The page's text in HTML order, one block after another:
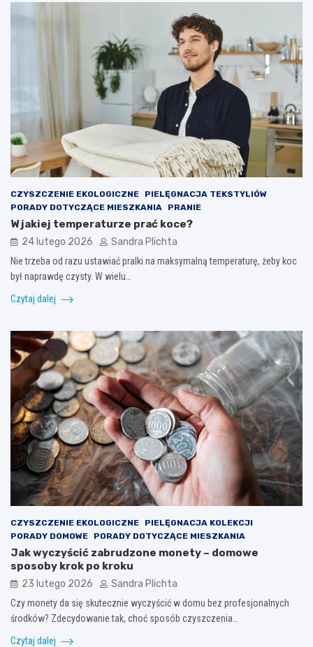
CZYSZCZENIE EKOLOGICZNE
PIELĘGNACJA TEKSTYLIÓW
PORADY DOTYCZĄCE MIESZKANIA
PRANIE
W jakiej temperaturze prać koce?
24 lutego 2026 Sandra Plichta
Nie trzeba od razu ustawiać pralki na maksymalną temperaturę, żeby koc
był naprawdę czysty. W wielu…
Czytaj dalej
CZYSZCZENIE EKOLOGICZNE
PIELĘGNACJA KOLEKCJI
PORADY DOMOWE
PORADY DOTYCZĄCE MIESZKANIA
Jak wyczyścić zabrudzone monety – domowe
sposoby krok po kroku
23 lutego 2026 Sandra Plichta
Czy monety da się skutecznie wyczyścić w domu bez profesjonalnych
środków? Zdecydowanie tak, choć sposób czyszczenia…
Czytaj dalej